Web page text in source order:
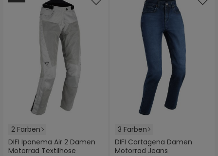
2 Farben
DIFI Ipanema Air 2 Damen
Motorrad Textilhose
3 Farben
DIFI Cartagena Damen
Motorrad Jeans